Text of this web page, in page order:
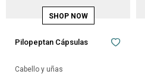
Pilopeptan Cápsulas
Cabello y uñas